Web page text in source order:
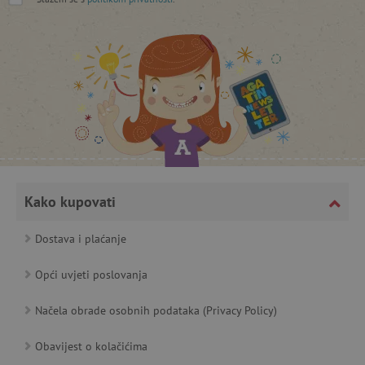
Kako kupovati
Dostava i plaćanje
Opći uvjeti poslovanja
Načela obrade osobnih podataka (Privacy Policy)
Obavijest o kolačićima
_lb_ccc .agatinsvijet.hr